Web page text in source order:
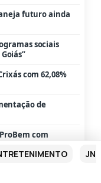
JN
futuro ainda
sociais
com 62,08%
de
com